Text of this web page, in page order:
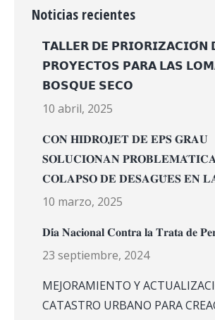
Noticias recientes
𝗧𝗔𝗟𝗟𝗘𝗥 𝗗𝗘 𝗣𝗥𝗜𝗢𝗥𝗜𝗭𝗔𝗖𝗜𝗢́𝗡
𝗣𝗥𝗢𝗬𝗘𝗖𝗧𝗢𝗦 𝗣𝗔𝗥𝗔 𝗟𝗔𝗦
𝗕𝗢𝗦𝗤𝗨𝗘 𝗦𝗘𝗖𝗢
10 abril, 2025
𝐂𝐎𝐍 𝐇𝐈𝐃𝐑𝐎𝐉𝐄𝐓 𝐃𝐄 𝐄𝐏𝐒 𝐆𝐑𝐀𝐔
𝐒𝐎𝐋𝐔𝐂𝐈𝐎𝐍𝐀𝐍
𝐂𝐎𝐋𝐀𝐏𝐒𝐎 𝐃𝐄 𝐃𝐄𝐒𝐀𝐆𝐔̈𝐄𝐒 𝐄𝐍
10 marzo, 2025
𝐃𝐢́𝐚 𝐍𝐚𝐜𝐢𝐨𝐧𝐚𝐥 𝐂𝐨𝐧𝐭𝐫𝐚 𝐥𝐚 𝐓𝐫𝐚𝐭𝐚 𝐝𝐞
23 septiembre, 2024
MEJORAMIENTO Y
CATASTRO URBANO PARA